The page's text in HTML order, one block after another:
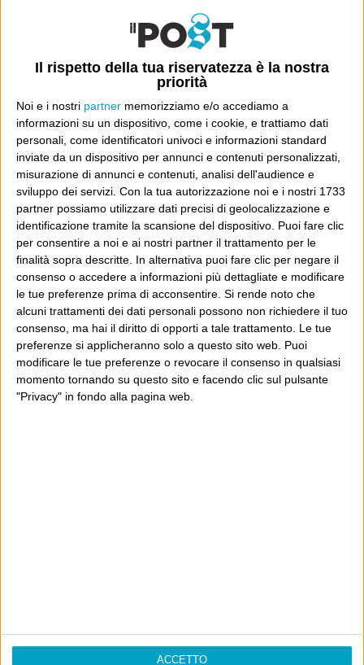
Il rispetto della tua riservatezza è la nostra
priorità
Noi e i nostri partner memorizziamo e/o accediamo a
informazioni su un dispositivo, come i cookie, e trattiamo dati
personali, come identificatori univoci e informazioni standard
inviate da un dispositivo per annunci e contenuti personalizzati,
misurazione di annunci e contenuti, analisi dell'audience e
sviluppo dei servizi. Con la tua autorizzazione noi e i nostri 1733
partner possiamo utilizzare dati precisi di geolocalizzazione e
identificazione tramite la scansione del dispositivo. Puoi fare clic
per consentire a noi e ai nostri partner il trattamento per le
finalità sopra descritte. In alternativa puoi fare clic per negare il
consenso o accedere a informazioni più dettagliate e modificare
le tue preferenze prima di acconsentire. Si rende noto che
alcuni trattamenti dei dati personali possono non richiedere il tuo
consenso, ma hai il diritto di opporti a tale trattamento. Le tue
preferenze si applicheranno solo a questo sito web. Puoi
modificare le tue preferenze o revocare il consenso in qualsiasi
momento tornando su questo sito e facendo clic sul pulsante
"Privacy" in fondo alla pagina web.
ACCETTO
Ultimi articoli
La sinistra de coccio
Don’t feed the trolls
Cookie